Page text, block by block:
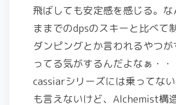
飛ばしても安定感を感じる。な
ままでのdpsのスキーと比べて
ダンピングとか言われるやつ
ってる気がするんだよなぁ・・
cassiarシリーズには乗ってな
も言えないけど、Alchemist構